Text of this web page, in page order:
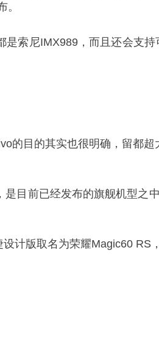
索尼IMX989，而且还会支
的目的其实也很明确，留都
目前已经发布的旗舰机型之
计版取名为荣耀Magic60 RS